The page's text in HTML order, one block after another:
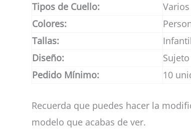
Tipos de Cuello:
Varios
Colores:
Tallas:
Diseño:
Pedido Mínimo:
10
Recuerda que puedes hacer la
modelo que acabas de ver.